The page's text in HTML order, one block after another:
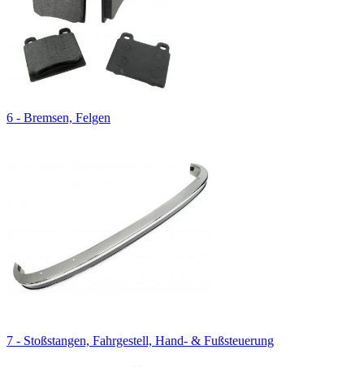
6 - Bremsen, Felgen
7 - Stoßstangen, Fahrgestell, Hand- & Fußsteuerung